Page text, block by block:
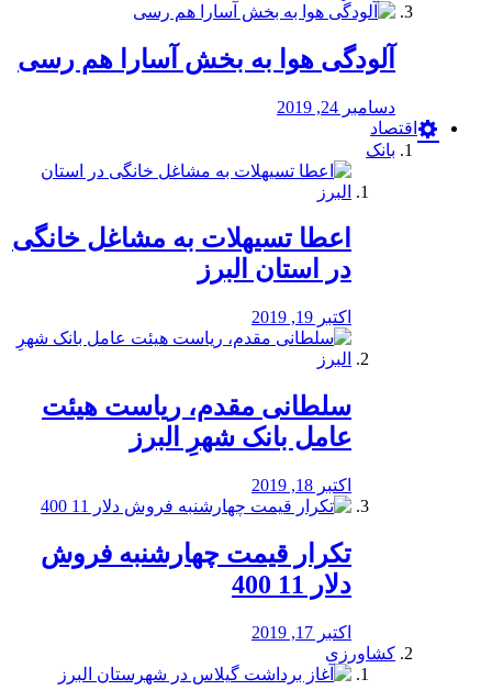
آلودگی هوا به بخش آسارا هم رسی
دسامبر 24, 2019
اقتصاد
بانک
️اعطا تسیهلات به مشاغل خانگی
در استان البرز
اکتبر 19, 2019
سلطانی مقدم، ریاست هیئت
عامل بانک شهرِ البرز
اکتبر 18, 2019
تکرار قیمت چهارشنبه فروش
دلار 11 400
اکتبر 17, 2019
کشاورزی